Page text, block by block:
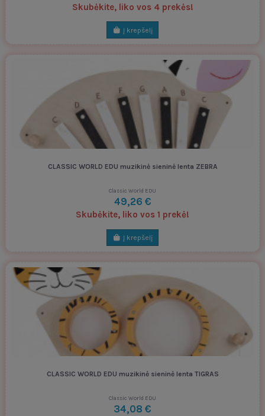
Skubėkite, liko vos 4 prekės!
Į krepšelį
CLASSIC WORLD EDU muzikinė sieninė lenta ZEBRA
Classic World EDU
49,26 €
Skubėkite, liko vos 1 prekė!
Į krepšelį
CLASSIC WORLD EDU muzikinė sieninė lenta TIGRAS
Classic World EDU
34,08 €